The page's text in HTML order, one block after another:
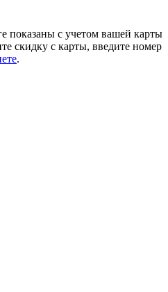
показаны с учетом вашей карты
скидку с карты, введите номер
.